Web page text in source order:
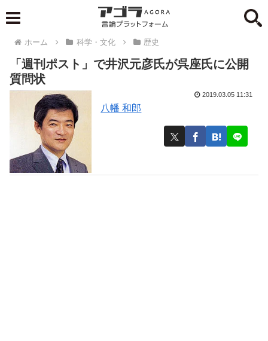
ホーム 科学・文化 歴史
「週刊ポスト」で井沢元彦氏が呉座氏に公開
質問状
八幡 和郎
2019.03.05 11:31